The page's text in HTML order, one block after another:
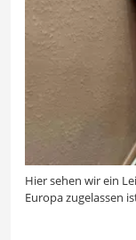
Hier sehen wir ein
Europa zugelassen